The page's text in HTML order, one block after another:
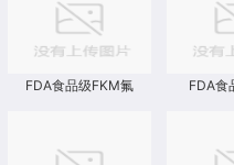
FDA食品级FKM氟 FDA食